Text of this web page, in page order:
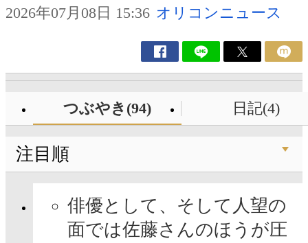
2026年07月08日 15:36 オリコンニュース
つぶやき(94) 日記(4)
注目順
俳優として、そして人望の
面では佐藤さんのほうが圧